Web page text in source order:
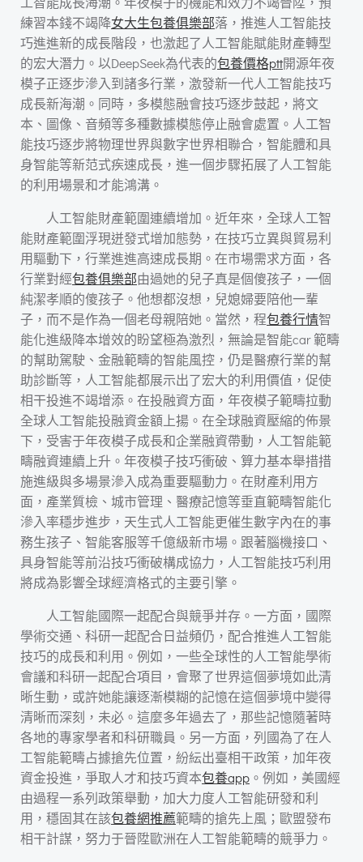
練習本錢不竭降女大生包養俱樂部落，推進人工智能技
巧進進新的成長階段，也激起了人工智能賦能財產轉型
的宏大潛力。以DeepSeek為代表的包養價格ptt開源年夜
模子正逐步滲入到諸多行業，激發新一代人工智能技巧
成長新海潮。同時，多模態融會技巧逐步鼓起，將文
本、圖像、音頻等多種數據模態停止融會處置。人工智
能技巧逐步將物理世界與數字世界相聯合，智能體和具
身智能等新范式疾速成長，進一個步驟拓展了人工智能
的利用場景和才能鴻溝。
人工智能財產範圍連續增加。近年來，全球人工智
能財產範圍浮現迸發式增加態勢，在技巧立異與貿易利
用驅動下，行業進進高速成長期。在市場需求方面，各
行業對經包養俱樂部由過她的兒子真是個傻孩子，一個
純潔孝順的傻孩子。他想都沒想，兒媳婦要陪他一輩
子，而不是作為一個老母親陪她。當然，程包養行情智
能化進級降本增效的盼望極為激烈，無論是智能car 範疇
的幫助駕駛、金融範疇的智能風控，仍是醫療行業的幫
助診斷等，人工智能都展示出了宏大的利用價值，促使
相干投進不竭增添。在投融資方面，年夜模子範疇拉動
全球人工智能投融資金額上揚。在全球融資壓縮的佈景
下，受害于年夜模子成長和企業融資帶動，人工智能範
疇融資連續上升。年夜模子技巧衝破、算力基本舉措措
施進級與多場景滲入成為重要驅動力。在財產利用方
面，產業質檢、城市管理、醫療記憶等垂直範疇智能化
滲入率穩步進步，天生式人工智能更催生數字內在的事
務生孩子、智能客服等千億級新市場。跟著腦機接口、
具身智能等前沿技巧衝破構成協力，人工智能技巧利用
將成為影響全球經濟格式的主要引擎。
人工智能國際一起配合與競爭并存。一方面，國際
學術交通、科研一起配合日益頻仍，配合推進人工智能
技巧的成長和利用。例如，一些全球性的人工智能學術
會議和科研一起配合項目，會聚了世界這個夢境如此清
晰生動，或許她能讓逐漸模糊的記憶在這個夢境中變得
清晰而深刻，未必。這麼多年過去了，那些記憶隨著時
各地的專家學者和科研職員。另一方面，列國為了在人
工智能範疇占據搶先位置，紛紜出臺相干政策，加年夜
資金投進，爭取人才和技巧資本包養app 。例如，美國經
由過程一系列政策舉動，加大力度人工智能研發和利
用，穩固其在該包養網推薦範疇的搶先上風；歐盟發布
相干計謀，努力于晉陞歐洲在人工智能範疇的競爭力。